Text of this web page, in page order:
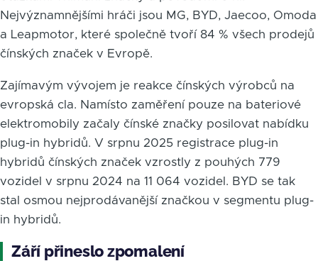
Nejvýznamnějšími hráči jsou MG, BYD, Jaecoo, Omoda
a Leapmotor, které společně tvoří 84 % všech prodejů
čínských značek v Evropě.
Zajímavým vývojem je reakce čínských výrobců na
evropská cla. Namísto zaměření pouze na bateriové
elektromobily začaly čínské značky posilovat nabídku
plug-in hybridů. V srpnu 2025 registrace plug-in
hybridů čínských značek vzrostly z pouhých 779
vozidel v srpnu 2024 na 11 064 vozidel. BYD se tak
stal osmou nejprodávanější značkou v segmentu plug-
in hybridů.
Září přineslo zpomalení